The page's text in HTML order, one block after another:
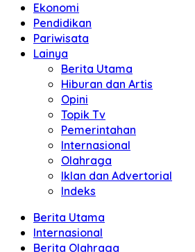
Ekonomi
Pendidikan
Pariwisata
Lainya
Berita Utama
Hiburan dan Artis
Opini
Topik Tv
Pemerintahan
Internasional
Olahraga
Iklan dan Advertorial
Indeks
Berita Utama
Internasional
Berita Olahraga